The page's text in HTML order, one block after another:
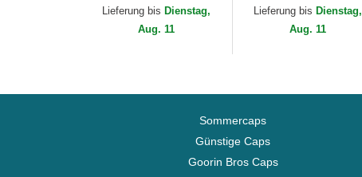
Essential der New York
Yankees...
Lieferung bis Dienstag,
Aug. 11
Essential der New York
Yankees MLB von...
Lieferung bis Dienstag,
Aug. 11
Sommercaps
Günstige Caps
Goorin Bros Caps